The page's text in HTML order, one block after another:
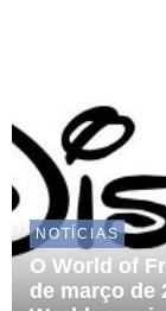
NOTÍCIAS
O World of
de março de